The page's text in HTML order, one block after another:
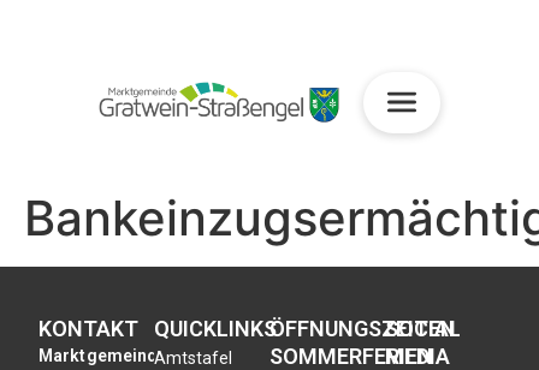
KONTAKT
Marktgemeinde
QUICKLINKS
Amtstafel
ÖFFNUNGSZEITEN
SOMMERFERIEN
SOCIAL
MEDIA